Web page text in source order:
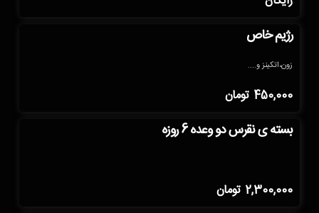
رژیم خاص
زون،اتکینز و....
450,000 تومان
بسته ی نقرس دو وعده 6 روزه
2,300,000 تومان